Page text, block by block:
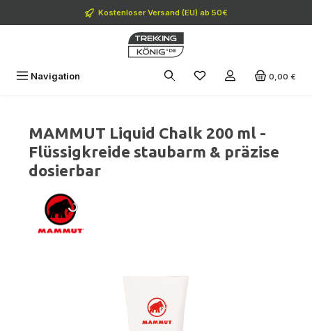
Zum Hauptinhalt springenKostenloser Versand (EU) ab 50€
Navigation 0,00 €
MAMMUT Liquid Chalk 200 ml -
Flüssigkreide staubarm & präzise
dosierbar